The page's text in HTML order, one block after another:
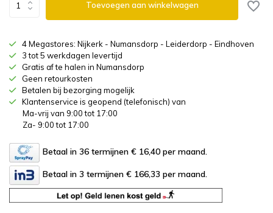
Toevoegen aan winkelwagen
4 Megastores: Nijkerk - Numansdorp - Leiderdorp - Eindhoven
3 tot 5 werkdagen levertijd
Gratis af te halen in Numansdorp
Geen retourkosten
Betalen bij bezorging mogelijk
Klantenservice is geopend (telefonisch) van
Ma-vrij van 9:00 tot 17:00
Za- 9:00 tot 17:00
Betaal in 36 termijnen € 16,40 per maand.
Betaal in 3 termijnen € 166,33 per maand.